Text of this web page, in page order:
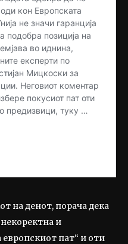
на денот, порача дека
и
пат“ и оти